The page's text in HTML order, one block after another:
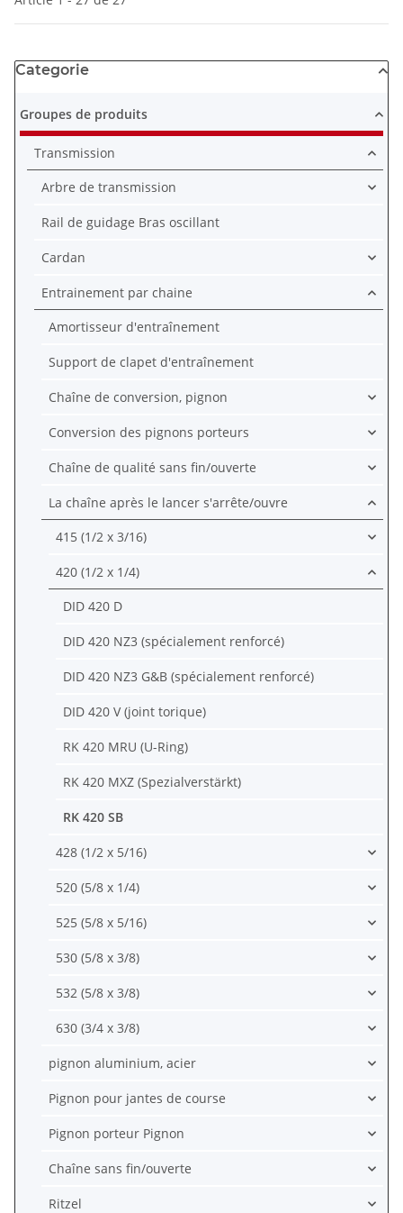
Categorie
Groupes de produits
Transmission
Arbre de transmission
Rail de guidage Bras oscillant
Cardan
Entrainement par chaine
Amortisseur d'entraînement
Support de clapet d'entraînement
Chaîne de conversion, pignon
Conversion des pignons porteurs
Chaîne de qualité sans fin/ouverte
La chaîne après le lancer s'arrête/ouvre
415 (1/2 x 3/16)
420 (1/2 x 1/4)
DID 420 D
DID 420 NZ3 (spécialement renforcé)
DID 420 NZ3 G&B (spécialement renforcé)
DID 420 V (joint torique)
RK 420 MRU (U-Ring)
RK 420 MXZ (Spezialverstärkt)
RK 420 SB
428 (1/2 x 5/16)
520 (5/8 x 1/4)
525 (5/8 x 5/16)
530 (5/8 x 3/8)
532 (5/8 x 3/8)
630 (3/4 x 3/8)
pignon aluminium, acier
Pignon pour jantes de course
Pignon porteur Pignon
Chaîne sans fin/ouverte
Ritzel